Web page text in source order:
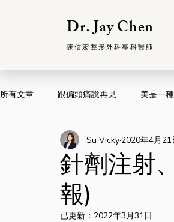
Dr. Jay Chen
陳信宏整形外科專科醫師
所有文章 跟偏頭痛說再見 美是一
針劑注射
報)
Su Vicky 2020年4月21
已更新： 2022年3月31日